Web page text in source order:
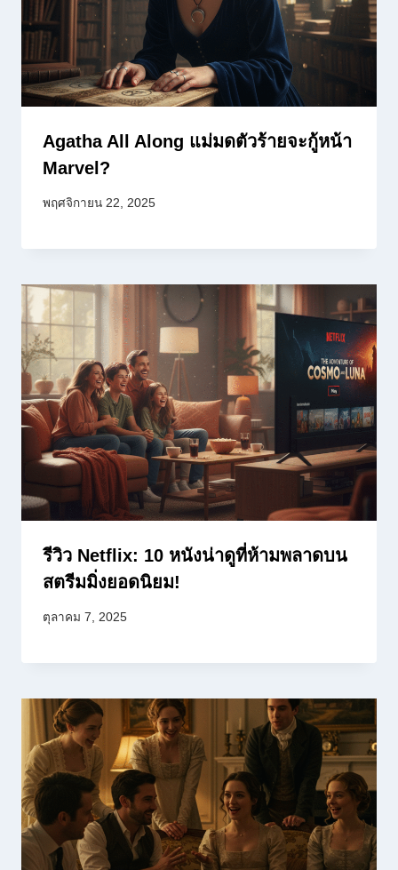
Agatha All Along แม่มดตัวร้ายจะกู้หน้า
Marvel?
พฤศจิกายน 22, 2025
รีวิว Netflix: 10 หนังน่าดูที่ห้ามพลาดบน
สตรีมมิ่งยอดนิยม!
ตุลาคม 7, 2025